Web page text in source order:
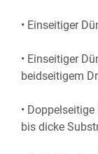
• Einseitiger
• Einseitiger
beidseitigem
•
bis dicke